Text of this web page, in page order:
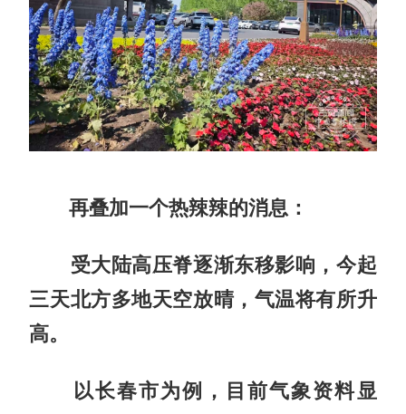
再叠加一个热辣辣的消息：
受大陆高压脊逐渐东移影响，今起
三天北方多地天空放晴，气温将有所升
高。
以长春市为例，目前气象资料显